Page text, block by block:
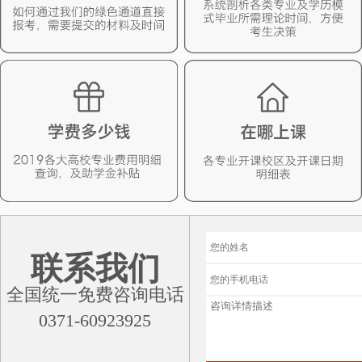
联系我们
全国统一免费咨询电话
0371-60923925